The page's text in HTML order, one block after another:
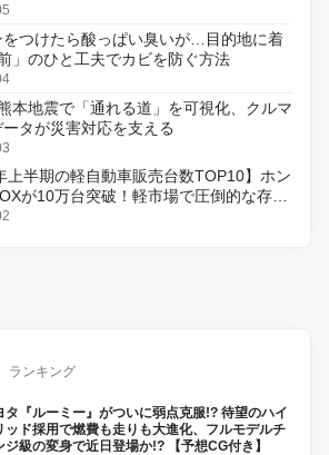
をつけたら酸っぱい臭いが…目的地に着
」のひと工夫でカビを防ぐ方法
本地震で「通れる道」を可視化、クルマ
タが災害対応を支える
上半期の軽自動車販売台数TOP10】ホン
が10万台突破！軽市場で圧倒的な存在
ランキング
タ『ルーミー』がついに弱点克服!? 待望のハイ
ッド採用で燃費も走りも大進化、フルモデルチ
ジ級の変身で近日登場か!? 【予想CG付き】